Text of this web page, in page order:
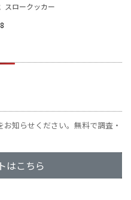
スロークッカー
知らせください。無料で調査・
はこちら